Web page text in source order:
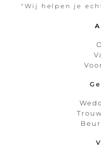
"Wij helpen je